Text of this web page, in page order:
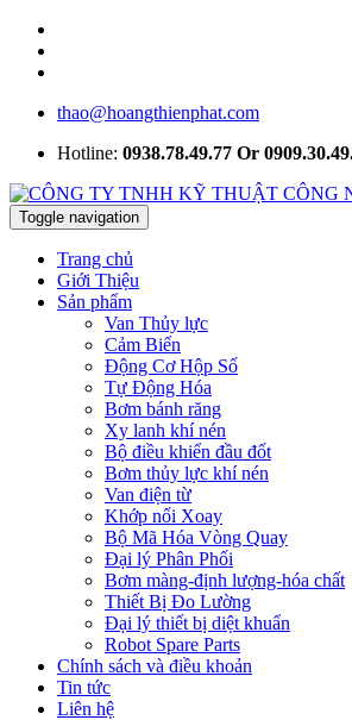
thao@hoangthienphat.com
Hotline: 0938.78.49.77 Or
Toggle navigation
Trang chủ
Giới Thiệu
Sản phẩm
Van Thủy lực
Cảm Biến
Động Cơ Hộp Số
Tự Động Hóa
Bơm bánh răng
Xy lanh khí nén
Bộ điều khiển đầu đốt
Bơm thủy lực khí nén
Van điện từ
Khớp nối Xoay
Bộ Mã Hóa Vòng Quay
Đại lý Phân Phối
Bơm màng-định lượng-hóa chất
Thiết Bị Đo Lường
Đại lý thiết bị diệt khuẩn
Robot Spare Parts
Chính sách và điều khoản
Tin tức
Liên hệ